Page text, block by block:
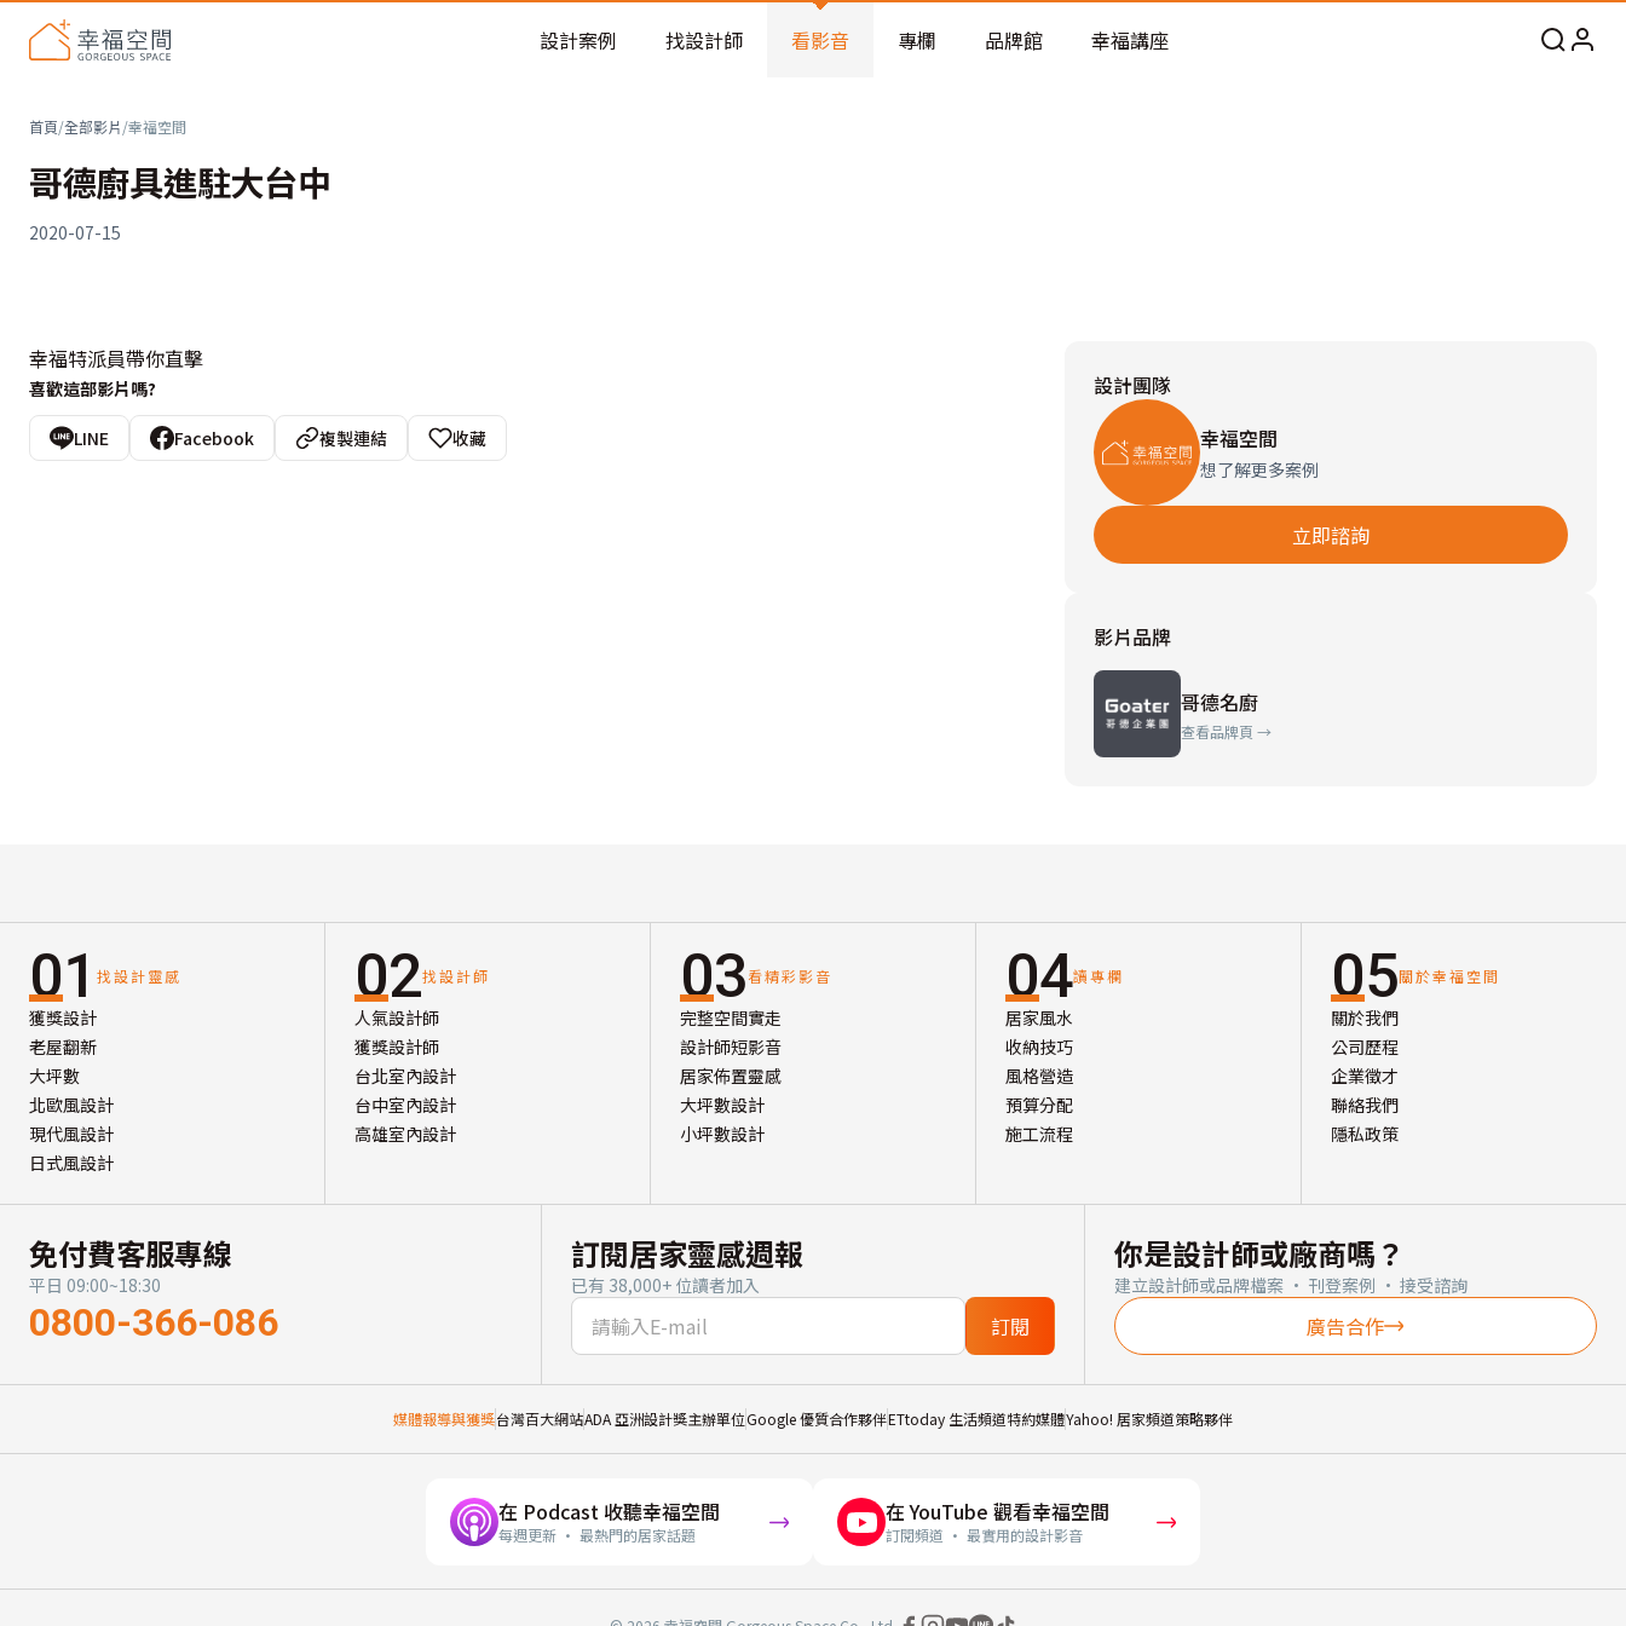
老屋預算分配與高 CP 值煥新術
設計案例 找設計師 看影音 專欄 品牌館 幸福講座
首頁/全部影片/幸福空間
哥德廚具進駐大台中
2020-07-15
幸福特派員帶你直擊
喜歡這部影片嗎?
LINE Facebook 複製連結 收藏
設計團隊
幸福空間
想了解更多案例
立即諮詢
影片品牌
哥德名廚
查看品牌頁 →
01 找設計靈感
獲獎設計
老屋翻新
大坪數
北歐風設計
現代風設計
日式風設計
02找設計師
人氣設計師
獲獎設計師
台北室內設計
台中室內設計
高雄室內設計
03看精彩影音
完整空間實走
設計師短影音
居家佈置靈感
大坪數設計
小坪數設計
04讀專欄
居家風水
收納技巧
風格營造
預算分配
施工流程
05關於幸福空間
關於我們
公司歷程
企業徵才
聯絡我們
隱私政策
免付費客服專線
平日 09:00~18:30
0800-366-086
訂閱居家靈感週報
已有 38,000+ 位讀者加入
訂閱
你是設計師或廠商嗎？
建立設計師或品牌檔案 · 刊登案例 · 接受諮詢
廣告合作
媒體報導與獲獎台灣百大網站ADA 亞洲設計獎主辦單位Google 優質合作夥伴ETtoday 生活頻道特約媒體Yahoo! 居家頻道策略夥伴
在 Podcast 收聽幸福空間
每週更新 · 最熱門的居家話題
在 YouTube 觀看幸福空間
訂閱頻道 · 最實用的設計影音